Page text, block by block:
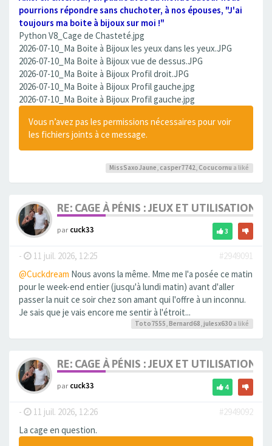
pourrions répondre sans chuchoter, à nos épouses, "J'ai
toujours ma boite à bijoux sur moi !"
Python V8_Cage de Chasteté.jpg
2026-07-10_Ma Boite à Bijoux les yeux dans les yeux.JPG
2026-07-10_Ma Boite à Bijoux vue de dessus.JPG
2026-07-10_Ma Boite à Bijoux Profil droit.JPG
2026-07-10_Ma Boite à Bijoux Profil gauche.jpg
2026-07-10_Ma Boite à Bijoux Profil gauche.jpg
Vous n’avez pas les permissions nécessaires pour voir
les fichiers joints à ce message.
MissSaxoJaune, casper7742, Cocucornu a liké
RE: CAGE À PÉNIS : JEUX ET UTILISATION,
parcuck33 3
- 11 juil. 2026, 12:25
#2949091
@Cuckdream Nous avons la même. Mme me l'a posée ce matin
pour le week-end entier (jusqu'à lundi matin) avant d'aller
passer la nuit ce soir chez son amant qui l'offre à un inconnu.
Je sais que je vais encore me sentir à l'étroit...
Toto7555 Bernard68 julesx630 a liké
RE: CAGE À PÉNIS : JEUX ET UTILISATION,
parcuck33 4
- 11 juil. 2026, 12:26
#2949092
La cage en question.